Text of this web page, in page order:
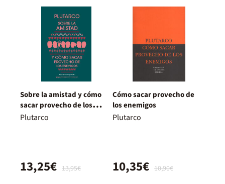
Sobre la amistad y cómo
sacar provecho de los
enemigos
Plutarco
13,95€
13,25€
Cómo sacar provecho de
los enemigos
Plutarco
10,90€
10,35€